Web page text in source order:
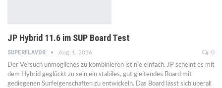
JP Hybrid 11.6 im SUP Board Test
SUPERFLAVOR Aug. 1, 2016 0
Der Versuch unmögliches zu kombinieren ist nie einfach. JP scheint es mit
dem Hybrid geglückt zu sein ein stabiles, gut gleitendes Board mit
gediegenen Surfeigenschaften zu entwickeln. Das Board lässt sich überall